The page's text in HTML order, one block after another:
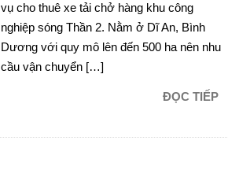
vụ cho thuê xe tải chở hàng khu công
nghiệp sóng Thần 2. Nằm ở Dĩ An, Bình
Dương với quy mô lên đến 500 ha nên nhu
cầu vận chuyển […]
ĐỌC TIẾP